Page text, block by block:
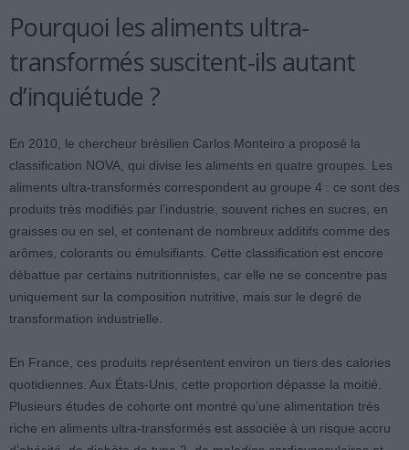
Pourquoi les aliments ultra-
transformés suscitent-ils autant
d’inquiétude ?
En 2010, le chercheur brésilien Carlos Monteiro a proposé la
classification NOVA, qui divise les aliments en quatre groupes. Les
aliments ultra-transformés correspondent au groupe 4 : ce sont des
produits très modifiés par l’industrie, souvent riches en sucres, en
graisses ou en sel, et contenant de nombreux additifs comme des
arômes, colorants ou émulsifiants. Cette classification est encore
débattue par certains nutritionnistes, car elle ne se concentre pas
uniquement sur la composition nutritive, mais sur le degré de
transformation industrielle.
En France, ces produits représentent environ un tiers des calories
quotidiennes. Aux États-Unis, cette proportion dépasse la moitié.
Plusieurs études de cohorte ont montré qu’une alimentation très
riche en aliments ultra-transformés est associée à un risque accru